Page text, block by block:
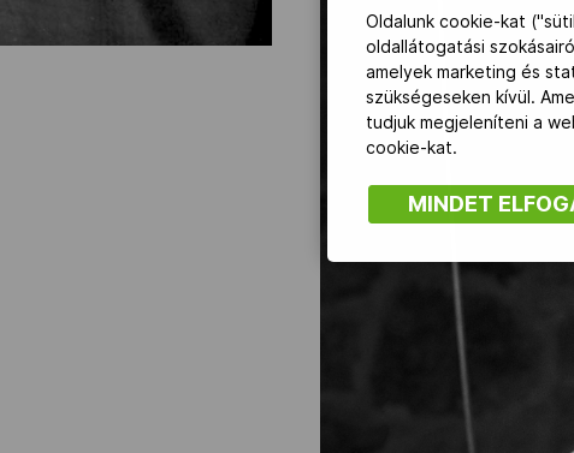
Oldalunk cookie-kat
oldallátogatási
amelyek marketing és
szükségeseken kívül.
tudjuk megjeleníteni a
cookie-kat.
MINDET